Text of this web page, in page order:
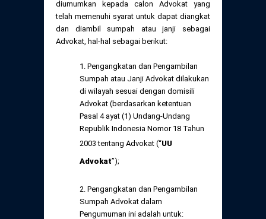
Perubahan Peraturan Perpindahan Domisili
Anggota
Daftar Perkara Dewan Kehormatan Pusat
Daftar Perkara Dewan Kehormatan Daerah
diumumkan kepada calon Advokat yang
telah memenuhi syarat untuk dapat diangkat
dan diambil sumpah atau janji sebagai
Advokat, hal-hal sebagai berikut:
1. Pengangkatan dan Pengambilan
Sumpah atau Janji Advokat dilakukan
di wilayah sesuai dengan domisili
Advokat (berdasarkan ketentuan
Pasal 4 ayat (1) Undang-Undang
Republik Indonesia Nomor 18 Tahun
2003 tentang Advokat (“UU
Advokat”);
2. Pengangkatan dan Pengambilan
Sumpah Advokat dalam
Pengumuman ini adalah untuk: